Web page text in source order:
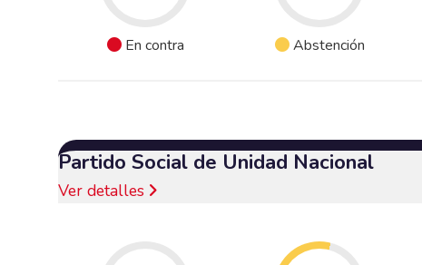
En contra Abstención
Partido Social de Unidad Nacional
Ver detalles